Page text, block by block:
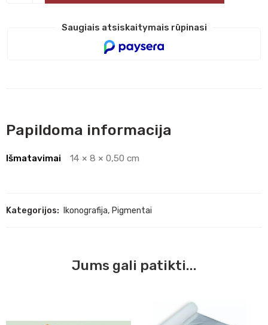
Saugiais atsiskaitymais rūpinasi
Papildoma informacija
Išmatavimai 14 × 8 × 0,50 cm
Kategorijos: Ikonografija, Pigmentai
Jums gali patikti...